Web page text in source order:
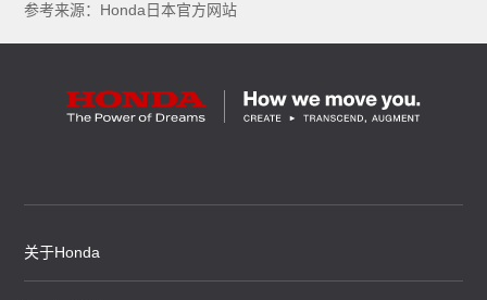
参考来源：Honda日本官方网站
关于Honda